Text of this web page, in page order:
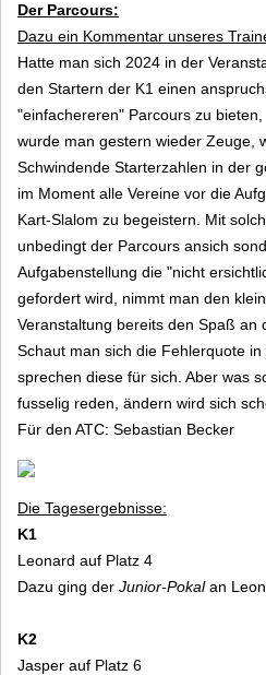
Der Parcours:
Dazu ein Kommentar unseres
Hatte man sich 2024 in der
den Startern der K1 einen
"einfachereren" Parcours zu bieten,
wurde man gestern wieder Zeuge,
Schwindende Starterzahlen in der
im Moment alle Vereine vor die
Kart-Slalom zu begeistern. Mit
unbedingt der Parcours ansich
Aufgabenstellung die "nicht
gefordert wird, nimmt man den
Veranstaltung bereits den Spaß an
Schaut man sich die Fehlerquote in
sprechen diese für sich. Aber was
fusselig reden, ändern wird sich
Für den ATC: Sebastian Becker
Die Tagesergebnisse:
K1
Leonard auf Platz 4
Dazu ging der Junior-Pokalan
K2
Jasper auf Platz 6